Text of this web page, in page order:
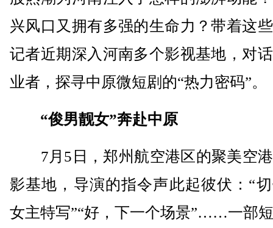
兴风口又拥有多强的生命力？带着这
记者近期深入河南多个影视基地，对
业者，探寻中原微短剧的“热力密码”。
“俊男靓女”奔赴中原
7月5日，郑州航空港区的聚美空
影基地，导演的指令声此起彼伏：“
女主特写”“好，下一个场景”……一部